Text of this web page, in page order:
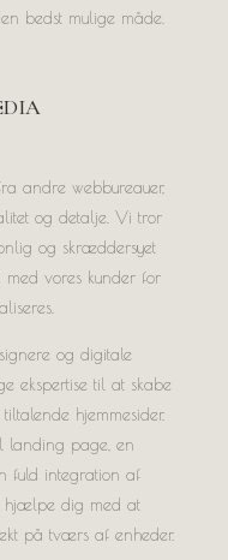
bedst mulige måde.
andre webbureauer,
og detalje. Vi tror
og skræddersyet
vores kunder for
og digitale
ekspertise til at skabe
hjemmesider.
landing page, en
fuld integration af
hjælpe dig med at
på tværs af enheder.